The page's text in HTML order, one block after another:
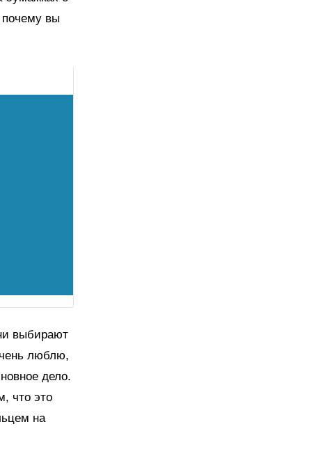
вы
выбирают
люблю,
дело.
что это
на